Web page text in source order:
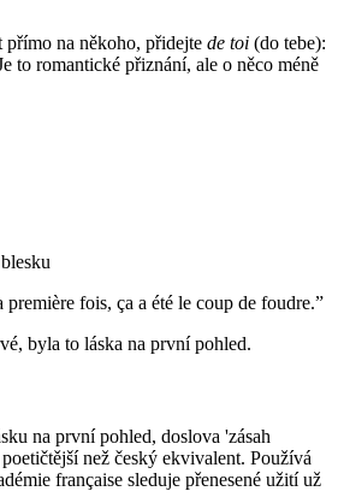
na někoho, přidejte de toi (do tebe):
to romantické přiznání, ale o něco méně
fois, ça a été le coup de foudre.”
byla to láska na první pohled.
na první pohled, doslova 'zásah
než český ekvivalent. Používá
française sleduje přenesené užití už